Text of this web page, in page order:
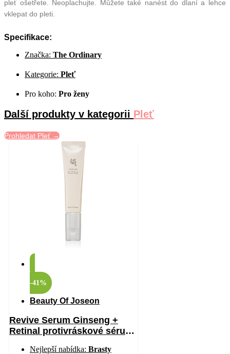
pleť ošetřete. Neoplachujte. Můžete také nanést do dlaní a lehce
vklepat do pleti.
Specifikace:
Značka: The Ordinary
Kategorie: Pleť
Pro koho: Pro ženy
Další produkty v kategorii Pleť
Prohledat Pleť →
-41%
Beauty Of Joseon
Revive Serum Ginseng +
Retinal protivráskové sérum
Nejlepší nabídka: Brasty